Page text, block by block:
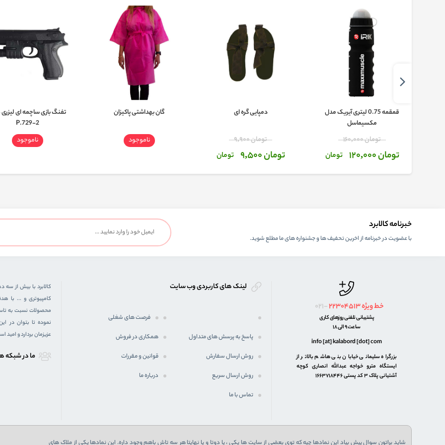
قمقمه 0.75 لیتری آیریک مدل
مکسیماسل
تومان 160,000
تومان 120,000 تومان
دمپایی گره ای
تومان 9,900
تومان 9,500 تومان
گان بهداشتی پاکیزان
ناموجود
تفنگ بازی ساچمه ای
P.729-2
ناموجود
خبرنامه کالابرد
با عضویت در خبرنامه از اخرین تحفیف ها و جشنواره های ما مطلع شوید.
021- خط ویژه22304513
پشتیبانی تلفنی روزهای کاری
ساعت 9 الی 18
info [at] kalabord [dot] com
بزرگراه سلیمانی خیابان بنی هاشم بالاتر از
ایستگاه مترو خواجه عبدالله انصاری کوچه
آشتیانی پلاک ۳ کد پستی ۱۶۶۳۷۱۸۴۴۶
لینک های کاربردی وب سایت
فرصت های شغلی
پاسخ به پرسش های متداول
همکاری در فروش
روش ارسال سفارش
قوانین و مقررات
روش ارسال سریع
درباره ما
تماس با ما
کالابرد با بیش از سه
کامپیوتری و ... با
محصولات نسبت به
نموده تا بتوان در
عزیزمان بردارد و
ما در شبكه